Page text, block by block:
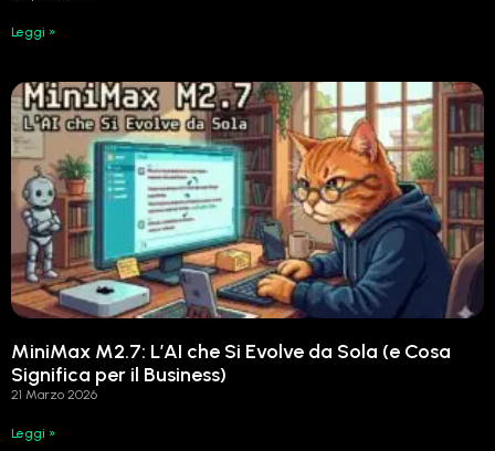
Leggi »
MiniMax M2.7: L’AI che Si Evolve da Sola (e Cosa
Significa per il Business)
21 Marzo 2026
Leggi »